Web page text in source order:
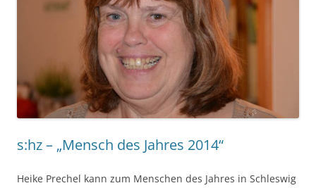
s:hz – „Mensch des Jahres 2014“
Heike Prechel kann zum Menschen des Jahres in Schleswig